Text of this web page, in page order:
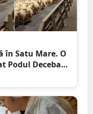
în Satu Mare. O
Podul Decebal.